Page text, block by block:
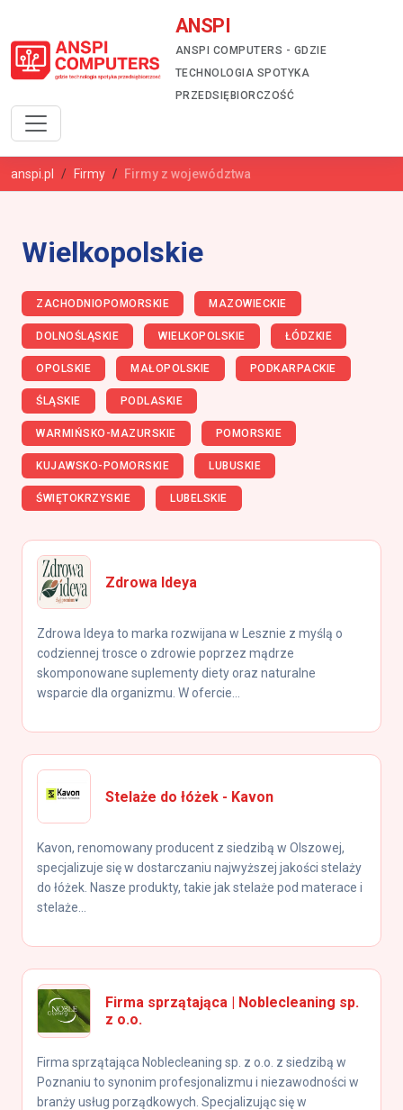
ANSPI
ANSPI COMPUTERS - GDZIE
TECHNOLOGIA SPOTYKA
PRZEDSIĘBIORCZOŚĆ
anspi.pl Firmy Firmy z województwa
Wielkopolskie
ZACHODNIOPOMORSKIE MAZOWIECKIE
DOLNOŚLĄSKIE WIELKOPOLSKIE ŁÓDZKIE
OPOLSKIE MAŁOPOLSKIE PODKARPACKIE
ŚLĄSKIE PODLASKIE
WARMIŃSKO-MAZURSKIE POMORSKIE
KUJAWSKO-POMORSKIE LUBUSKIE
ŚWIĘTOKRZYSKIE LUBELSKIE
Zdrowa Ideya
Zdrowa Ideya to marka rozwijana w Lesznie z myślą o
codziennej trosce o zdrowie poprzez mądrze
skomponowane suplementy diety oraz naturalne
wsparcie dla organizmu. W ofercie...
Stelaże do łóżek - Kavon
Kavon, renomowany producent z siedzibą w Olszowej,
specjalizuje się w dostarczaniu najwyższej jakości stelaży
do łóżek. Nasze produkty, takie jak stelaże pod materace i
stelaże...
Firma sprzątająca | Noblecleaning sp.
z o.o.
Firma sprzątająca Noblecleaning sp. z o.o. z siedzibą w
Poznaniu to synonim profesjonalizmu i niezawodności w
branży usług porządkowych. Specjalizując się w